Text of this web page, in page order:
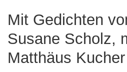
Mit Gedichten
Susane Scholz,
Matthäus